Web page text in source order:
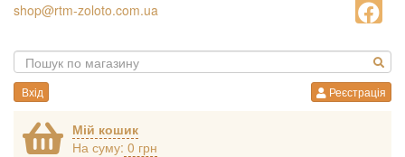
shop@rtm-zoloto.com.ua
Вхід Реєстрація
Мій кошик
На суму: 0 грн